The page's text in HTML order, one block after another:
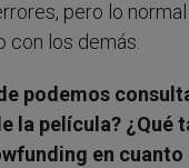
pero lo
con los demás.
podemos
la película? ¿Qué
en